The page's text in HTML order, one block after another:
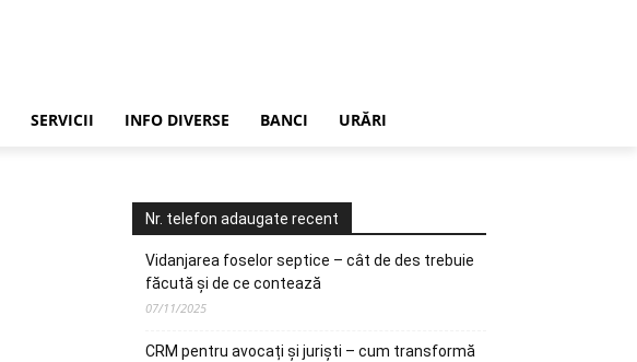
SERVICII INFO DIVERSE BANCI URĂRI
Nr. telefon adaugate recent
Vidanjarea foselor septice – cât de des trebuie
făcută și de ce contează
07/11/2025
CRM pentru avocați și juriști – cum transformă